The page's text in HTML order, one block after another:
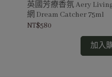
英國芳療香氛 Aery
網 Dream Catcher 75ml
NT$580
加入